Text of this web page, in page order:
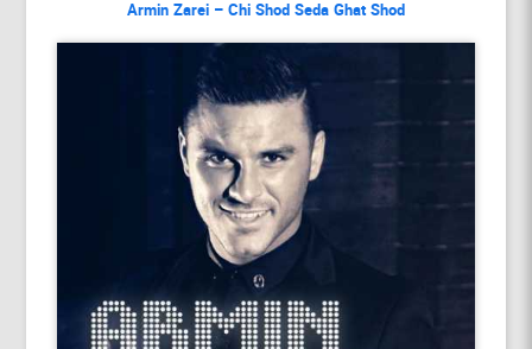
Armin Zarei – Chi Shod Seda Ghat Shod